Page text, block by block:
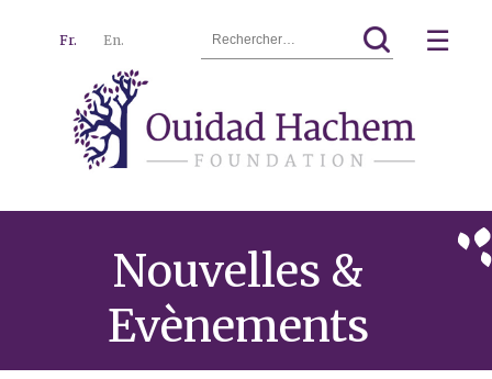
Hachem
Fr. En. ☰
Nouvelles &
Evènements